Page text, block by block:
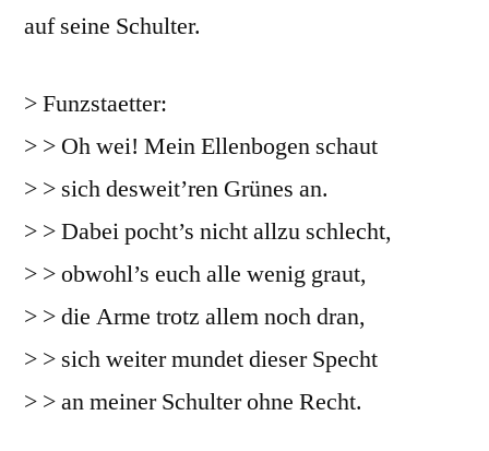
auf seine Schulter.
> Funzstaetter:
> > Oh wei! Mein Ellenbogen schaut
> > sich desweit’ren Grünes an.
> > Dabei pocht’s nicht allzu schlecht,
> > obwohl’s euch alle wenig graut,
> > die Arme trotz allem noch dran,
> > sich weiter mundet dieser Specht
> > an meiner Schulter ohne Recht.